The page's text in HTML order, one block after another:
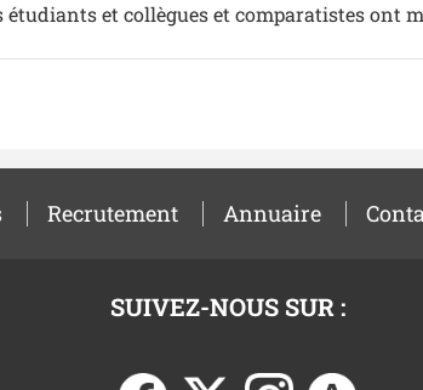
étudiants et collègues et comparatistes ont
Recrutement Annuaire
SUIVEZ-NOUS SUR :